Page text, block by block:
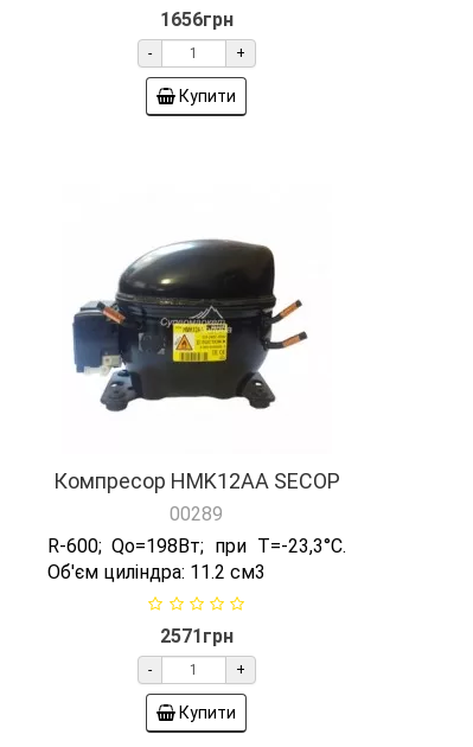
1656грн
- +
Купити
Компресор HMK12AA SECOP
00289
R-600; Qо=198Вт; при T=-23,3°C.
Об'єм циліндра: 11.2 см3
2571грн
- +
Купити